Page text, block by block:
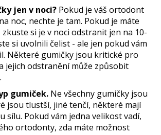
jen v noci? Pokud je váš ortodont
noc, nechte je tam. Pokud je máte
zkuste si je v noci odstranit jen na 10-
si uvolnili čelist - ale jen pokud vám
Některé gumičky jsou kritické pro
jejich odstranění může způsobit
gumiček. Ne všechny gumičky jsou
jsou tlustší, jiné tenčí, některé mají
sílu. Pokud vám jedna velikost vadí,
ortodonty, zda máte možnost